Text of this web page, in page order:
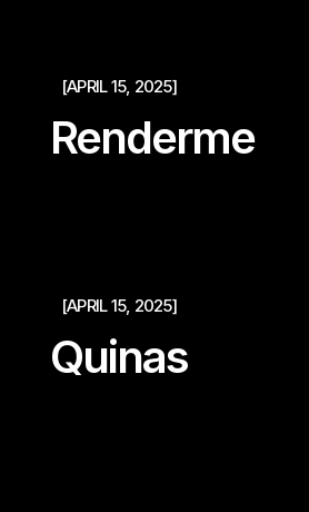
[APRIL 15, 2025]
Renderme
[APRIL 15, 2025]
Quinas